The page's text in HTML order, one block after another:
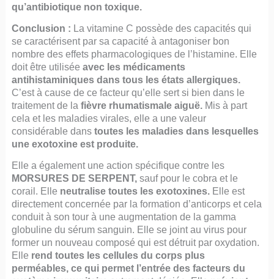
qu’antibiotique non toxique.
Conclusion : La vitamine C possède des capacités qui
se caractérisent par sa capacité à antagoniser bon
nombre des effets pharmacologiques de l’histamine. Elle
doit être utilisée avec les médicaments
antihistaminiques dans tous les états allergiques.
C’est à cause de ce facteur qu’elle sert si bien dans le
traitement de la fièvre rhumatismale aiguë.Mis à part
cela et les maladies virales, elle a une valeur
considérable dans toutes les maladies dans lesquelles
une exotoxine est produite.
Elle a également une action spécifique contre les
MORSURES DE SERPENT,sauf pour le cobra et le
corail. Elle neutralise toutes les exotoxines. Elle est
directement concernée par la formation d’anticorps et cela
conduit à son tour à une augmentation de la gamma
globuline du sérum sanguin. Elle se joint au virus pour
former un nouveau composé qui est détruit par oxydation.
Elle rend toutes les cellules du corps plus
perméables, ce qui permet l’entrée des facteurs du